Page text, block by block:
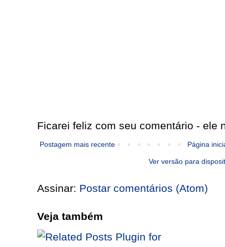
Ficarei feliz com seu comentário - ele
Postagem mais recente Página
Ver versão para
Assinar: Postar comentários (Atom)
Veja também